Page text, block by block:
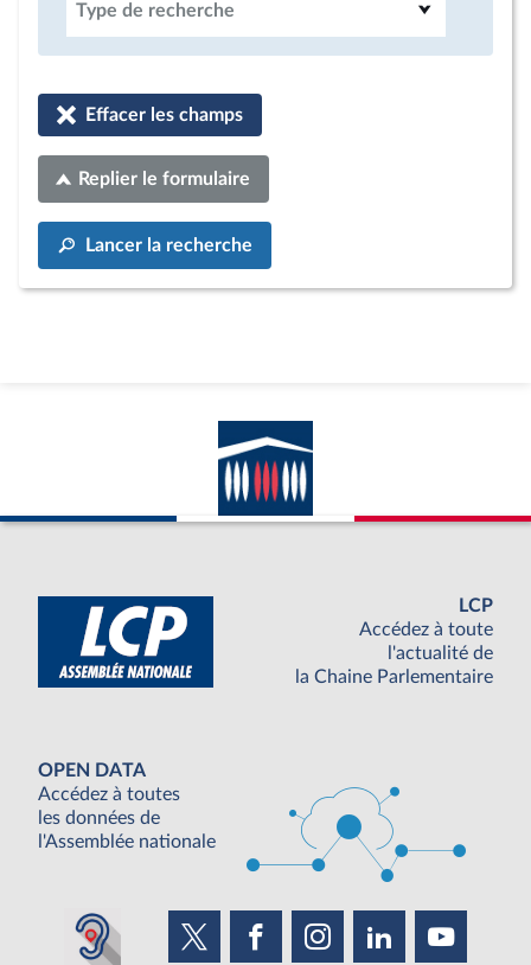
Type de recherche
Effacer les champs
Replier le formulaire
Lancer la recherche
LCP
Accédez à toute
l'actualité de
la Chaine Parlementaire
OPEN DATA
Accédez à toutes
les données de
l'Assemblée nationale